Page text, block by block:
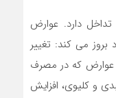
تداخل دارد. عوارض
می کند: تغییر
عوارض که در مصرف
و کلیوی، افزایش